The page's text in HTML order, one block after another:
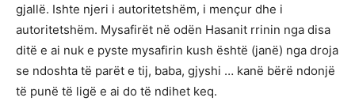
gjallë. Ishte njeri i autoritetshëm, i mençur dhe i
autoritetshëm. Mysafirët në odën Hasanit rrinin nga disa
ditë e ai nuk e pyste mysafirin kush është (janë) nga droja
se ndoshta të parët e tij, baba, gjyshi … kanë bërë ndonjë
të punë të ligë e ai do të ndihet keq.